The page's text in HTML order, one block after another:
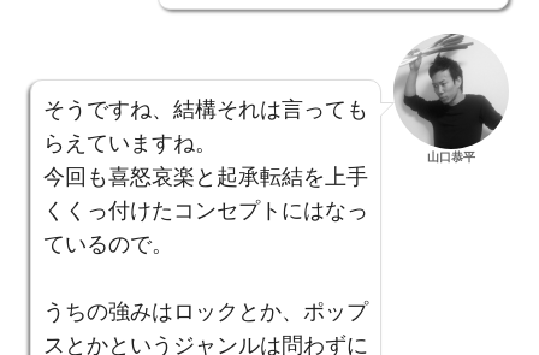
そうですね、結構それは言っても
らえていますね。
今回も喜怒哀楽と起承転結を上手
くくっ付けたコンセプトにはなっ
ているので。
うちの強みはロックとか、ポップ
スとかというジャンルは問わずに
山口恭平